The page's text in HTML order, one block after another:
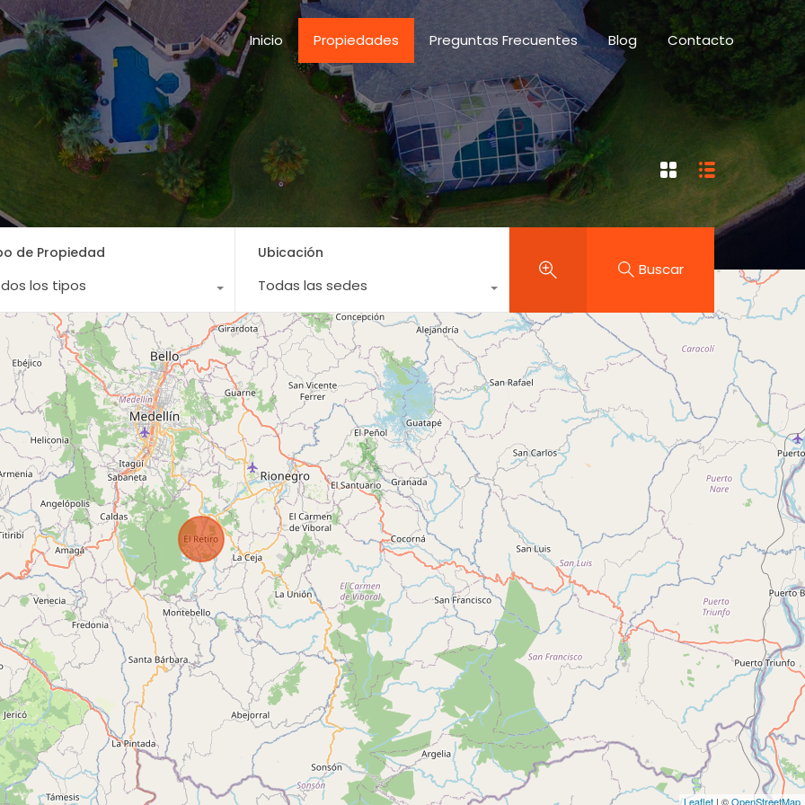
Inicio Propiedades Preguntas Frecuentes Blog Contacto
Inicio Propiedades Preguntas Frecuentes Blog Contacto
de Propiedad
los tipos
Ubicación
Todas las sedes
Buscar
Leaflet | ©OpenStreetMap